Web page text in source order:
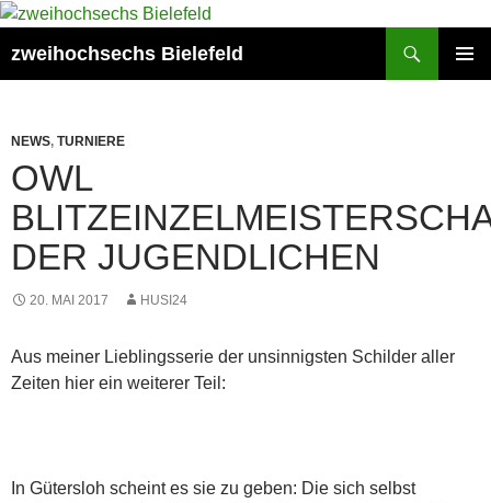
Zum
springen
zweihochsechs Bielefeld
NEWS, TURNIERE
OWL
DER JUGENDLICHEN
20. MAI 2017 HUSI24
Aus meiner Lieblingsserie der unsinnigsten Schilder aller
Zeiten hier ein weiterer Teil:
In Gütersloh scheint es sie zu geben: Die sich selbst